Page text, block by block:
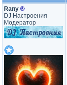
Rany ®
DJ Настроения
Модератор